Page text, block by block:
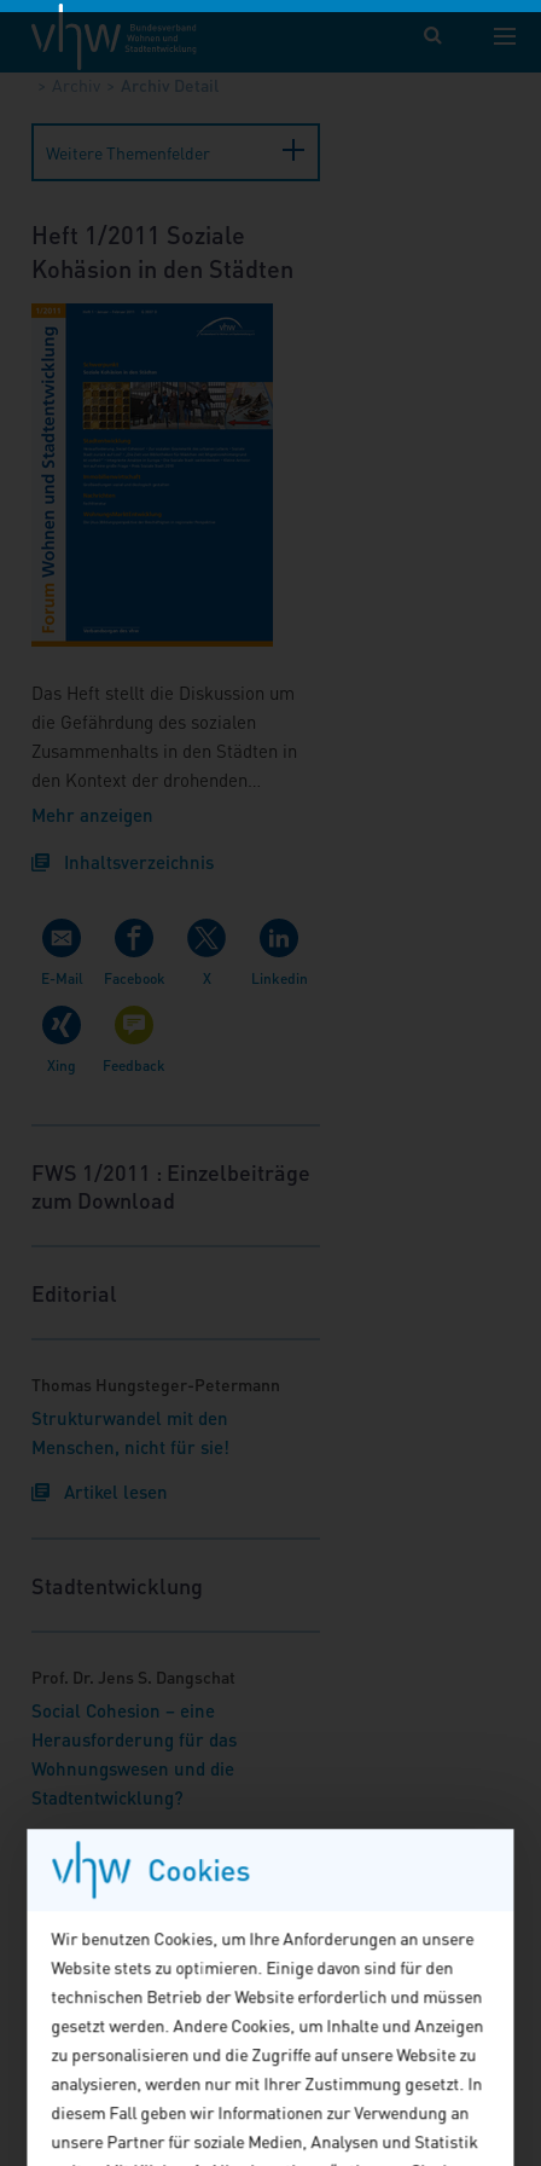
Cookies
Wir benutzen Cookies, um Ihre Anforderungen an unsere
Website stets zu optimieren. Einige davon sind für den
technischen Betrieb der Website erforderlich und müssen
gesetzt werden. Andere Cookies, um Inhalte und Anzeigen
zu personalisieren und die Zugriffe auf unsere Website zu
analysieren, werden nur mit Ihrer Zustimmung gesetzt. In
diesem Fall geben wir Informationen zur Verwendung an
unsere Partner für soziale Medien, Analysen und Statistik
vhw – Bundesverband für Wohnen und Stadtentwicklung e. V.
Publikationen
Forum Wohnen und Stadtentwicklung
Archiv
Archiv Detail
Weitere Themenfelder
Heft 1/2011 Soziale
Kohäsion in den Städten
Das Heft stellt die Diskussion um
die Gefährdung des sozialen
Zusammenhalts in den Städten in
den Kontext der drohenden
Kürzungen im Programm "Soziale
Jens S. Dangschat die
Wohnungswesen und die
Stadtentwicklung, Prof. Dr. Erol
Yildiz die soziale Grammatik des
urbanen Lebens und Prof. Dr.
Hartmut Häußermann die Folgen
der Mittelkürzungen im Programm
Dokumentation der
Wettbewerbssieger finden im Heft
Mehr anzeigen
Inhaltsverzeichnis
FWS 1/2011 : Einzelbeiträge
zum Download
Editorial
Thomas Hungsteger-Petermann
Strukturwandel mit den
Menschen, nicht für sie!
Artikel lesen
Stadtentwicklung
Prof. Dr. Jens S. Dangschat
Social Cohesion – eine
Herausforderung für das
Wohnungswesen und die
Stadtentwicklung?
Artikel lesen
Prof. Dr. Erol Yildiz
Zur sozialen Grammatik des
urbanen Lebens in der
globalisierten Welt am Beispiel
migrantischer Lebensentwürfe
Artikel lesen
Prof. Dr. Simon Güntner, Prof. Dr.
Uwe-Jens Walther